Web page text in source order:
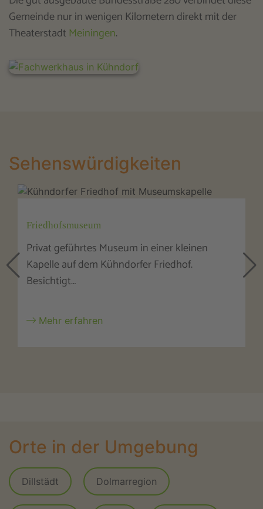
Gemeinde nur in wenigen Kilometern direkt mit der
Theaterstadt Meiningen.
Sehenswürdigkeiten
Friedhofsmuseum
Privat geführtes Museum in einer kleinen
Kapelle auf dem Kühndorfer Friedhof.
Besichtigt…
Mehr erfahren
Orte in der Umgebung
Dillstädt Dolmarregion